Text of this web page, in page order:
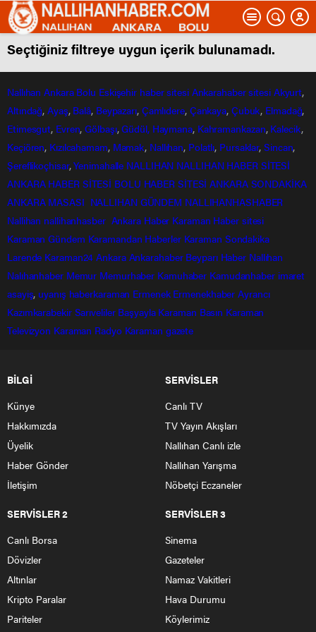
Seçtiğiniz filtreye uygun içerik bulunamadı.
Nallıhan Ankara Bolu Eskişehir haber sitesi Ankarahabersitesi Akyurt,
Altındağ,Ayaş, Balâ, Beypazarı, Çamlıdere, Çankaya, Çubuk, Elmadağ,
Etimesgut, Evren,Gölbaşı,Güdül, Haymana, Kahramankazan, Kalecik,
Keçiören, Kızılcahamam, Mamak, Nallıhan, Polatlı, Pursaklar,Sincan,
Şereflikoçhisar,Yenimahalle NALLIHAN NALLIHAN HABER SİTESİ
ANKARA HABER SİTESİ BOLU HABER SİTESİ ANKARA SONDAKİKA
ANKARA MASASI NALLIHAN GÜNDEM NALLIHANHASHABER
Nallihan nallihanhasber Ankara Haber Karaman Haber sitesi
Karaman Gündem Karamandan Haberler Karaman Sondakika
Larende Karaman24 Ankara Ankarahaber Beyparı Haber Nallıhan
Nalıhanhaber Memur Memurhaber Kamuhaber Kamudanhaber imaret
asayiş, uyanış haberkaraman Ermenek Ermenekhaber Ayrancı
Kazımkarabekir Sarıveliler Başyayla Karaman Basın Karaman
Televizyon Karaman Radyo Karaman gazete
BİLGİ
Künye
Hakkımızda
Üyelik
Haber Gönder
İletişim
SERVİSLER
Canlı TV
TV Yayın Akışları
Nallıhan Canlı izle
Nallıhan Yarışma
Nöbetçi Eczaneler
SERVİSLER 2
Canlı Borsa
Dövizler
Altınlar
Kripto Paralar
Pariteler
SERVİSLER 3
Sinema
Gazeteler
Namaz Vakitleri
Hava Durumu
Köylerimiz